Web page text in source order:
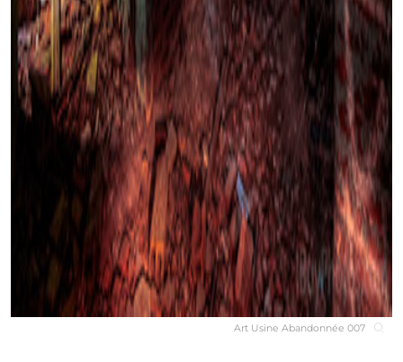
Art Usine Abandonnée 007